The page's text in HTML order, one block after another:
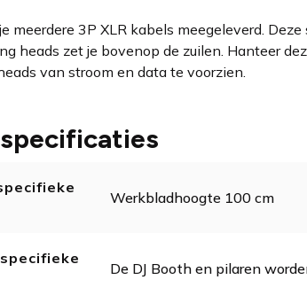
meerdere 3P XLR kabels meegeleverd.
heads zet je bovenop de zuilen. Hanteer
van stroom en data te voorzien.
Werkbladhoogte 100 cm
De DJ Booth en pilaren